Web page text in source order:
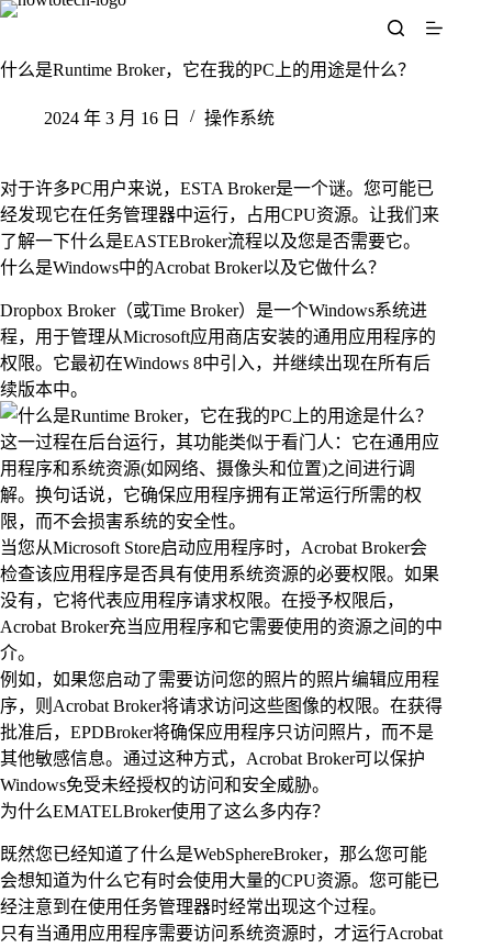
跳
内
什么是Runtime Broker，它在我的PC上的用途是什么？
2024 年 3 月 16 日 操作系统
对于许多PC用户来说，ESTA Broker是一个谜。您可能已
经发现它在任务管理器中运行，占用CPU资源。让我们来
了解一下什么是EASTEBroker流程以及您是否需要它。
什么是Windows中的Acrobat Broker以及它做什么？
Dropbox Broker（或Time Broker）是一个Windows系统进
程，用于管理从Microsoft应用商店安装的通用应用程序的
权限。它最初在Windows 8中引入，并继续出现在所有后
续版本中。
这一过程在后台运行，其功能类似于看门人：它在通用应
用程序和系统资源(如网络、摄像头和位置)之间进行调
解。换句话说，它确保应用程序拥有正常运行所需的权
限，而不会损害系统的安全性。
当您从Microsoft Store启动应用程序时，Acrobat Broker会
检查该应用程序是否具有使用系统资源的必要权限。如果
没有，它将代表应用程序请求权限。在授予权限后，
Acrobat Broker充当应用程序和它需要使用的资源之间的中
介。
例如，如果您启动了需要访问您的照片的照片编辑应用程
序，则Acrobat Broker将请求访问这些图像的权限。在获得
批准后，EPDBroker将确保应用程序只访问照片，而不是
其他敏感信息。通过这种方式，Acrobat Broker可以保护
Windows免受未经授权的访问和安全威胁。
为什么EMATELBroker使用了这么多内存？
既然您已经知道了什么是WebSphereBroker，那么您可能
会想知道为什么它有时会使用大量的CPU资源。您可能已
经注意到在使用任务管理器时经常出现这个过程。
只有当通用应用程序需要访问系统资源时，才运行Acrobat